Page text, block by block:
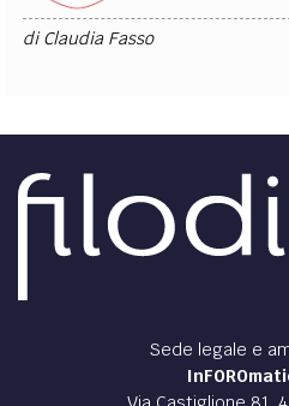
diClaudia Fasso
Sede legale e